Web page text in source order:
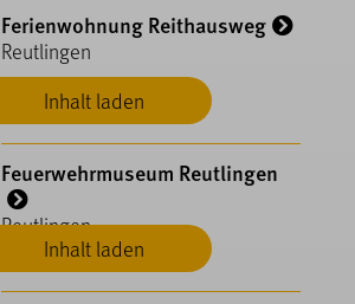
Inhalt laden
Ferienwohnung Reithausweg
Reutlingen
Inhalt laden
Feuerwehrmuseum Reutlingen
Reutlingen